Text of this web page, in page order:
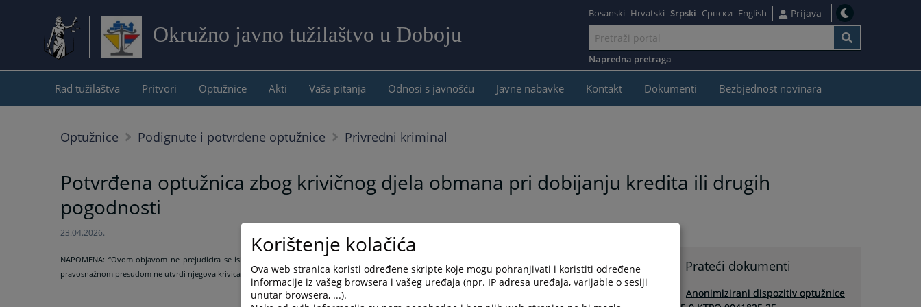
Okružno javno tužilaštvo u Doboju
sadržaj
Bosanski Hrvatski Srpski Српски English Prijava
Napredna pretraga
Rad tužilaštva Pritvori Optužnice Akti Vaša pitanja Odnosi s javnošću Javne nabavke Kontakt Dokumenti Bezbjednost novinara
Optužnice Podignute i potvrđene optužnice Privredni kriminal
Potvrđena optužnica zbog krivičnog djela obmana pri dobijanju kredita ili drugih
pogodnosti
23.04.2026.
NAPOMENA: “Ovom objavom ne prejudicira se ishod krivičnog postupka i ne narušava princip presumpcije nevinosti. Svako se smatra nevinim dok se
pravosnažnom presudom ne utvrdi njegova krivica.”
Prateći dokumenti
Anonimizirani dispozitiv optužnice
Korištenje kolačića
Ova web stranica koristi određene skripte koje mogu pohranjivati i koristiti određene
informacije iz vašeg browsera i vašeg uređaja (npr. IP adresa uređaja, varijable o sesiji
unutar browsera, ...).